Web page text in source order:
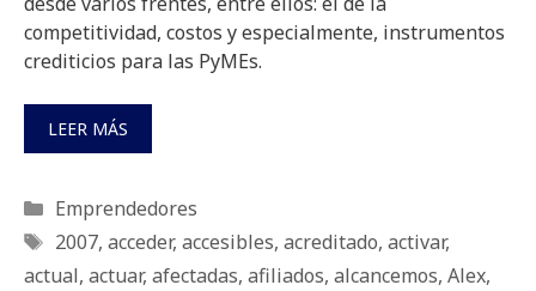
competitividad, costos y especialmente, instrumentos
crediticios para las PyMEs.
LEER MÁS
Categorías
Emprendedores
Etiquetas
2007, acceder, accesibles, acreditado, activar,
actual, actuar, afectadas, afiliados, alcancemos, Alex,